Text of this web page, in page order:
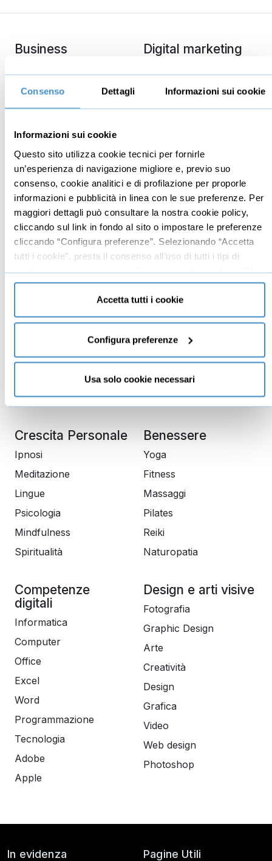
Consenso Dettagli Informazioni sui cookie
Informazioni sui cookie
Questo sito utilizza cookie tecnici per fornirle
un’esperienza di navigazione migliore e, previo suo
consenso, cookie analitici e di profilazione per proporle
informazioni e pubblicità in linea con le sue preferenze. Per
maggiori dettagli può consultare la nostra cookie policy,
cliccando sul link in fondo al sito o impostare le preferenze
cliccando “Configura preferenze”. Selezionando “Accetta
tutti i cookie”, presta il consenso all’uso di tutti i tipi di
cookie mentre può revocare il consenso cliccando su “Usa
solo cookie necessari” e saranno attivati i soli cookie
tecnici necessari al corretto funzionamento del sito.
Accetta tutti i cookie
Configura preferenze
Usa solo cookie necessari
Business
Imprenditoria
Risorse Umane
Leadership
Business management
Marketing
Produttività
Gestione aziendale
Digital marketing
Social media manager
E-commerce
Educazione
Investimenti
Trading
Comunicazione
Copywriting
PNL
Dizione
Public speaking
Scrittura
Lingue
Crescita Personale
Ipnosi
Meditazione
Lingue
Psicologia
Mindfulness
Spiritualità
Benessere
Yoga
Fitness
Massaggi
Pilates
Reiki
Naturopatia
Competenze
digitali
Informatica
Computer
Office
Excel
Word
Programmazione
Tecnologia
Adobe
Apple
Design e arti visive
Fotografia
Graphic Design
Arte
Creatività
Design
Grafica
Video
Web design
Photoshop
In evidenza Pagine Utili